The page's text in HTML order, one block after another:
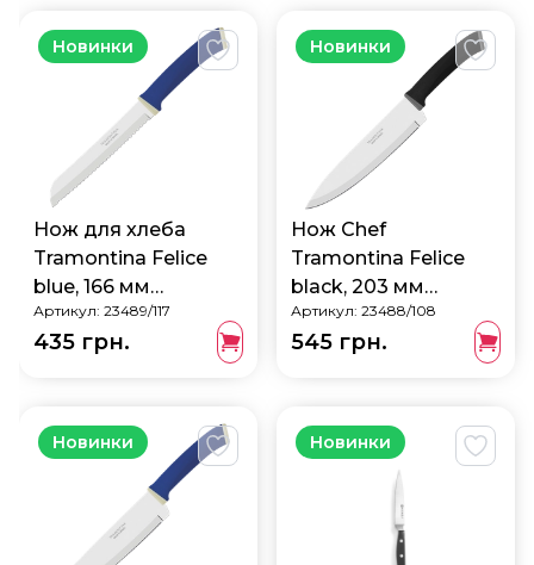
Новинки
Нож для хлеба
Tramontina Felice
blue, 166 мм
23489/117
Артикул: 23489/117
435 грн.
Новинки
Нож Chef
Tramontina Felice
black, 203 мм
23488/108
Артикул: 23488/108
545 грн.
Новинки Новинки